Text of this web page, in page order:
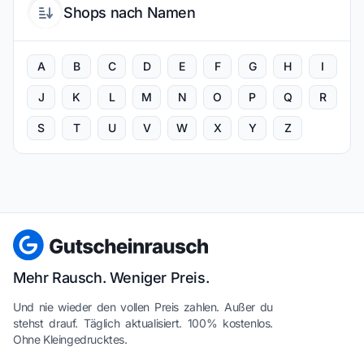
Shops nach Namen
A B C D E F G H I
J K L M N O P Q R
S T U V W X Y Z
Mehr Rausch. Weniger Preis.
Und nie wieder den vollen Preis zahlen. Außer du
stehst drauf. Täglich aktualisiert. 100% kostenlos.
Ohne Kleingedrucktes.